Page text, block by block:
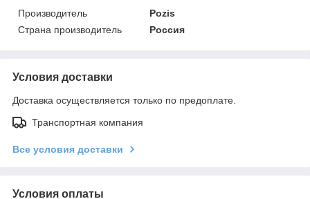
Производитель
Pozis
Страна производитель
Россия
Условия доставки
Доставка осуществляется только по предоплате.
Транспортная компания
Все условия доставки
Условия оплаты